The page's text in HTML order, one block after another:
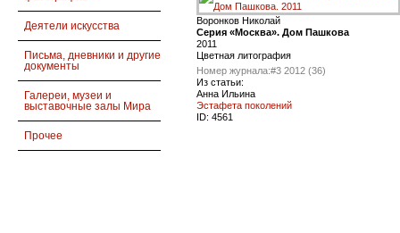
Деятели искусства
Письма, дневники и другие
документы
Галереи, музеи и
выставочные залы Мира
Прочее
Воронков Николай
Серия «Москва». Дом Пашкова
2011
Цветная литография
Номер журнала:#3 2012 (36)
Из статьи:
Анна Ильина
Эстафета поколений
ID: 4561